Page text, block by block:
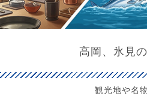
高岡、氷見
観光地や名